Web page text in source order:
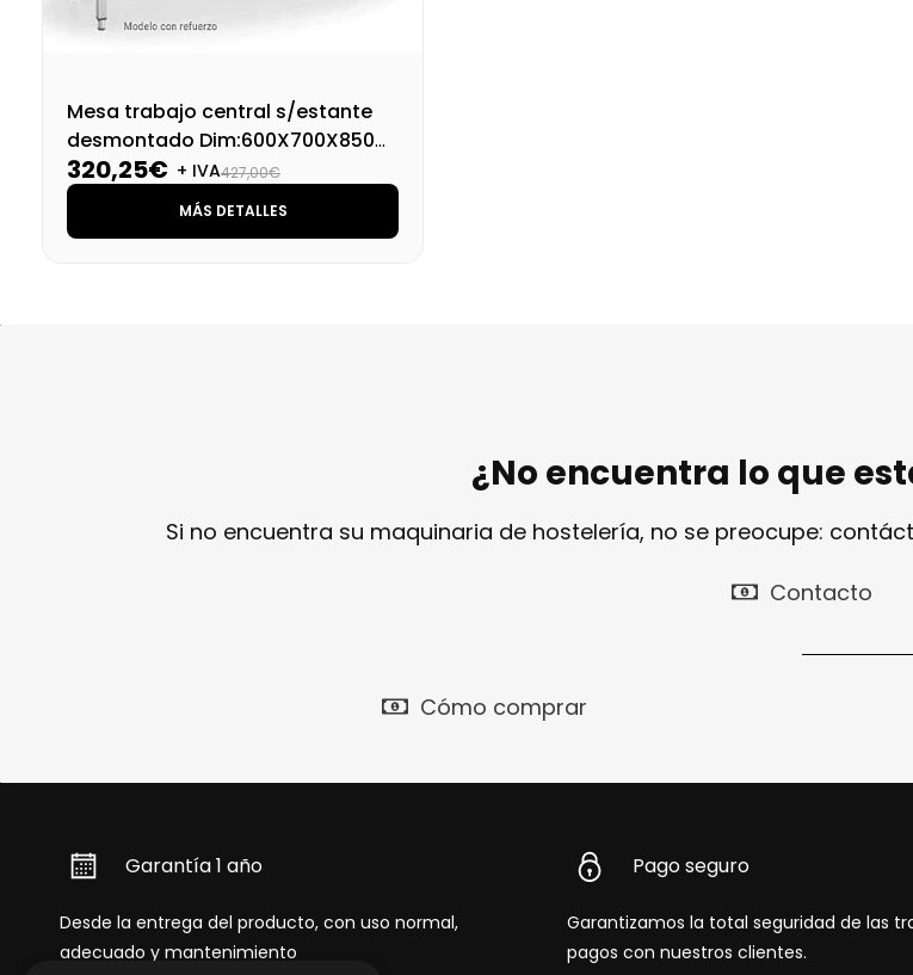
Mesa trabajo central s/estante
desmontado Dim:600X700X850
Mm
320,25€ + IVA427,00€
MÁS DETALLES
¿No encuentra lo que
Si no encuentra su maquinaria de hostelería, no se preocupe:
Contacto
Cómo comprar
Garantía 1 año
Desde la entrega del producto, con uso normal,
adecuado y mantenimiento
Pago seguro
Garantizamos la total seguridad de las
pagos con nuestros clientes.